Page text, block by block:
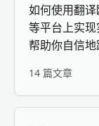
如何使用翻
等平台上实
帮助你自信
14 篇文章